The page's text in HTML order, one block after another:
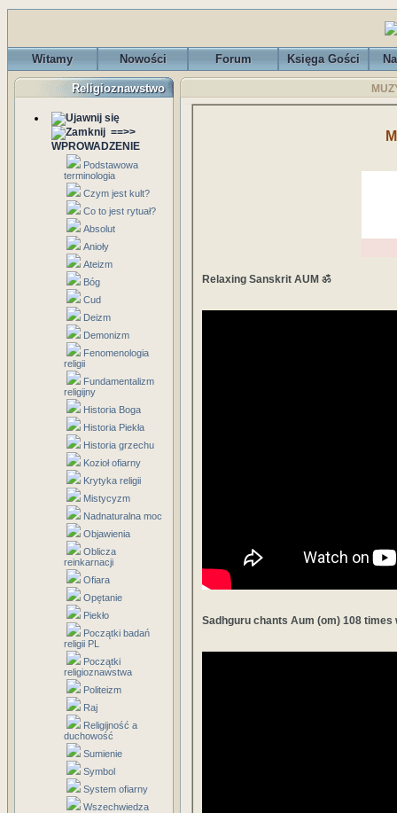
Witamy Nowości Forum Księga Gości
Religioznawstwo
==>>
WPROWADZENIE
Podstawowa
terminologia
Czym jest kult?
Co to jest rytuał?
Absolut
Anioły
Ateizm
Bóg
Cud
Deizm
Demonizm
Fenomenologia
religii
Fundamentalizm
religijny
Historia Boga
Historia Piekła
Historia grzechu
Kozioł ofiarny
Krytyka religii
Mistycyzm
Nadnaturalna moc
Objawienia
Oblicza
reinkarnacji
Ofiara
Opętanie
Piekło
Początki badań
religii PL
Początki
religioznawstwa
Politeizm
Raj
Religijność a
duchowość
Sumienie
Symbol
System ofiarny
Wszechwiedza
Relaxing Sanskrit AUM ॐ
Sadhguru chants Aum (om) 108 times